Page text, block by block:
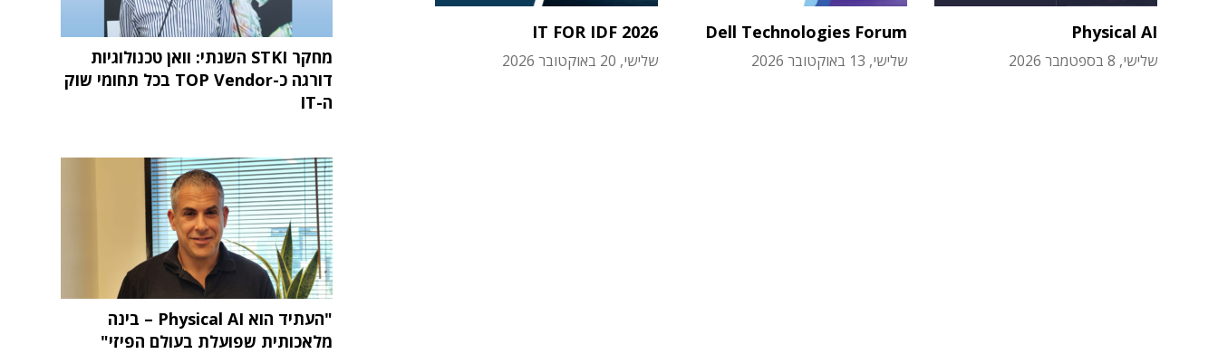
Physical AI
שלישי, 8 בספטמבר 2026
Dell Technologies Forum
שלישי, 13 באוקטובר 2026
IT FOR IDF 2026
שלישי, 20 באוקטובר 2026
מחקר STKI השנתי: וואן טכנולוגיות
דורגה כ-TOP Vendor בכל תחומי שוק
ה-IT
"העתיד הוא Physical AI – בינה
מלאכותית שפועלת בעולם הפיזי"